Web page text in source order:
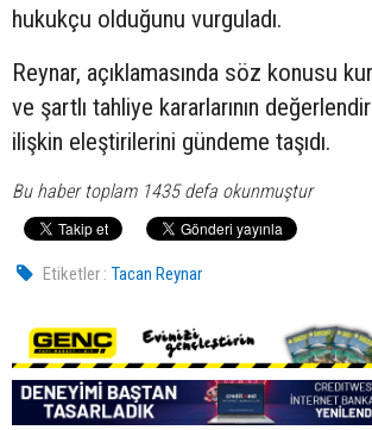
hukukçu olduğunu vurguladı.
Reynar, açıklamasında söz konusu
ve şartlı tahliye kararlarının
ilişkin eleştirilerini gündeme taşıdı.
Bu haber toplam 1435 defa okunmuştur
Etiketler : Tacan Reynar